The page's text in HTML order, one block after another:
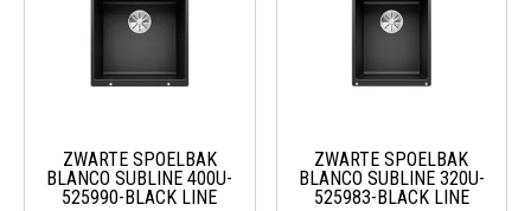
ZWARTE SPOELBAK
BLANCO SUBLINE 400U-
525990-BLACK LINE
ZWARTE SPOELBAK
BLANCO SUBLINE 320U-
525983-BLACK LINE